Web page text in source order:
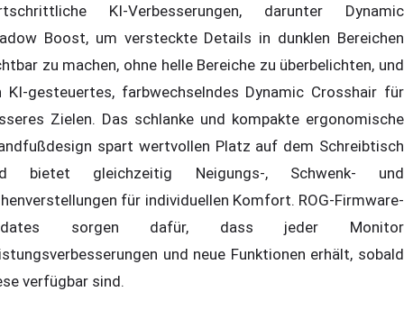
KI-Verbesserungen, darunter Dynamic
Boost, um versteckte Details in dunklen Bereichen
zu machen, ohne helle Bereiche zu überbelichten, und
KI-gesteuertes, farbwechselndes Dynamic Crosshair für
Zielen. Das schlanke und kompakte ergonomische
spart wertvollen Platz auf dem Schreibtisch
bietet gleichzeitig Neigungs-, Schwenk- und
für individuellen Komfort. ROG-Firmware-
sorgen dafür, dass jeder Monitor
und neue Funktionen erhält, sobald
verfügbar sind.